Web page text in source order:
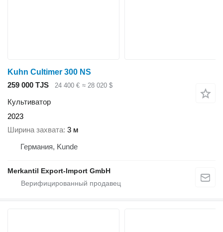
Kuhn Cultimer 300 NS
259 000 TJS
24 400 € ≈ 28 020 $
Культиватор
2023
Ширина захвата 3 м
Германия, Kunde
Merkantil Export-Import GmbH